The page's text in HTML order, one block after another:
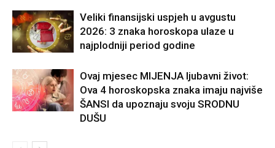
Veliki finansijski uspjeh u avgustu
2026: 3 znaka horoskopa ulaze u
najplodniji period godine
Ovaj mjesec MIJENJA ljubavni život:
Ova 4 horoskopska znaka imaju najviše
ŠANSI da upoznaju svoju SRODNU
DUŠU